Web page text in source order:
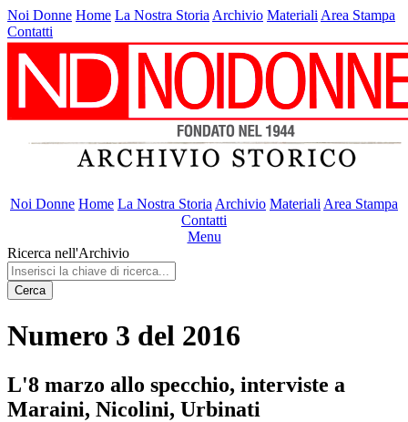
Noi Donne Home La Nostra Storia Archivio Materiali Area Stampa
Contatti
Noi Donne Home La Nostra Storia Archivio Materiali Area Stampa
Contatti
Menu
Ricerca nell'Archivio
Cerca
Numero 3 del 2016
L'8 marzo allo specchio, interviste a
Maraini, Nicolini, Urbinati